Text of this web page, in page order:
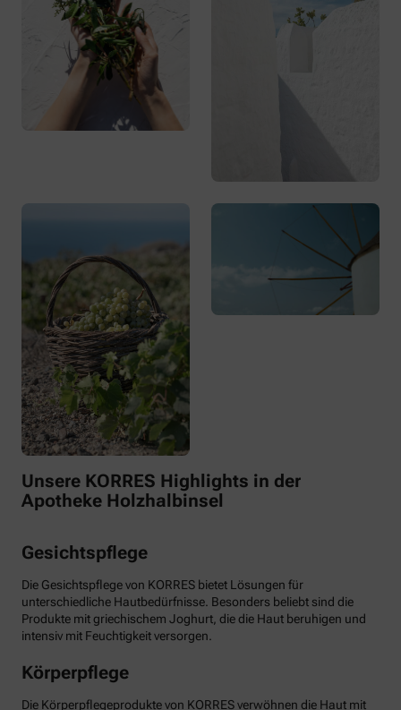
Unsere KORRES Highlights in der
Apotheke Holzhalbinsel
Gesichtspflege
Die Gesichtspflege von KORRES bietet Lösungen für
unterschiedliche Hautbedürfnisse. Besonders beliebt sind die
Produkte mit griechischem Joghurt, die die Haut beruhigen und
intensiv mit Feuchtigkeit versorgen.
Körperpflege
Die Körperpflegeprodukte von KORRES verwöhnen die Haut mit